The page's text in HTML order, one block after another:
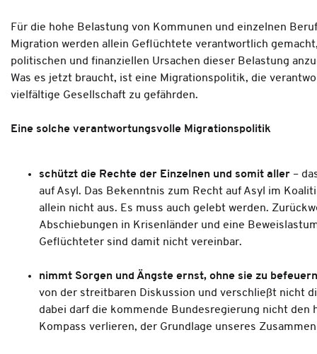
Für die hohe Belastung von Kommunen und einzelnen
Migration werden allein Geflüchtete verantwortlich
politischen und finanziellen Ursachen dieser Belastung
Was es jetzt braucht, ist eine Migrationspolitik, die
vielfältige Gesellschaft zu gefährden.
Eine solche verantwortungsvolle Migrationspolitik
schützt die Rechte der Einzelnen und somit aller –
auf Asyl. Das Bekenntnis zum Recht auf Asyl im
allein nicht aus. Es muss auch gelebt werden.
Abschiebungen in Krisenländer und eine
Geflüchteter sind damit nicht vereinbar.
nimmt Sorgen und Ängste ernst, ohne sie zu befeuern
von der streitbaren Diskussion und verschließt nicht
dabei darf die kommende Bundesregierung nicht
Kompass verlieren, der Grundlage unseres